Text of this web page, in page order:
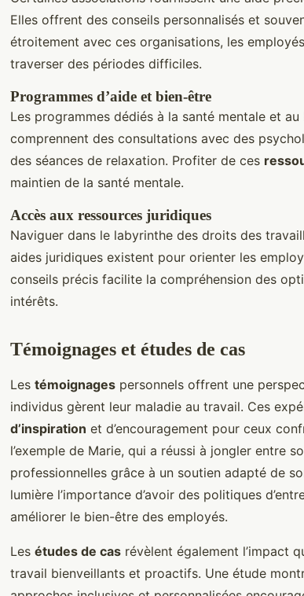
Elles offrent des conseils personnalisés et
étroitement avec ces organisations, les
traverser des périodes difficiles.
Programmes d’aide et bien-être
Les programmes dédiés à la santé mentale et
comprennent des consultations avec des
des séances de relaxation. Profiter de ces
maintien de la santé mentale.
Accès aux ressources juridiques
Naviguer dans le labyrinthe des droits des
aides juridiques existent pour orienter les
conseils précis facilite la compréhension des
intérêts.
Témoignages et études de cas
Les témoignages personnels offrent une
individus gèrent leur maladie au travail. Ces
d’inspiration et d’encouragement pour ceux
l’exemple de Marie, qui a réussi à jongler entre
professionnelles grâce à un soutien adapté de
lumière l’importance d’avoir des politiques
améliorer le bien-être des employés.
Les études de cas révèlent également l’impact
travail bienveillants et proactifs. Une étude